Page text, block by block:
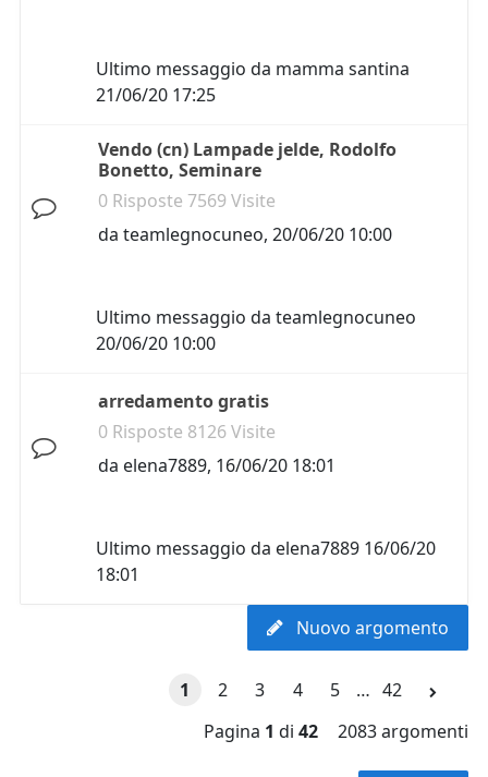
Ultimo messaggio da mamma santina
21/06/20 17:25
Vendo (cn) Lampade jelde, Rodolfo
Bonetto, Seminare
0 Risposte 7569 Visite
da teamlegnocuneo, 20/06/20 10:00
Ultimo messaggio da teamlegnocuneo
20/06/20 10:00
arredamento gratis
0 Risposte 8126 Visite
da elena7889, 16/06/20 18:01
Ultimo messaggio da elena7889 16/06/20
18:01
Nuovo argomento
1 2 3 4 5 … 42
Pagina 1 di 42 2083 argomenti